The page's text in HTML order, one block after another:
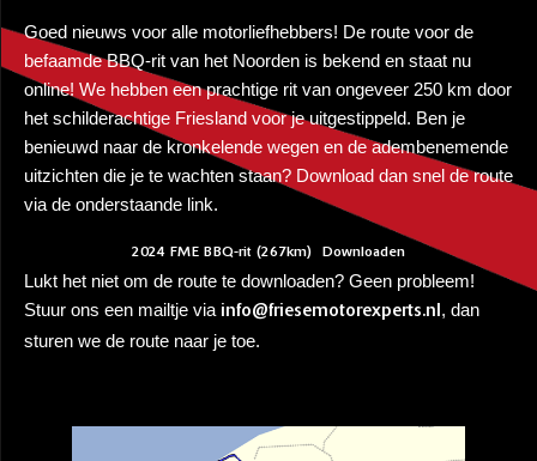
Goed nieuws voor alle motorliefhebbers! De route voor de
befaamde BBQ-rit van het Noorden is bekend en staat nu
online! We hebben een prachtige rit van ongeveer 250 km door
het schilderachtige Friesland voor je uitgestippeld. Ben je
benieuwd naar de kronkelende wegen en de adembenemende
uitzichten die je te wachten staan? Download dan snel de route
via de onderstaande link.
2024 FME BBQ-rit (267km) Downloaden
Lukt het niet om de route te downloaden? Geen probleem!
Stuur ons een mailtje via info@friesemotorexperts.nl , dan
sturen we de route naar je toe.